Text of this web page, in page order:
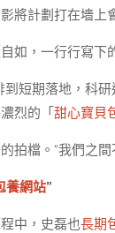
將計劃打在墻上
如，一行行寫下
到短期落地，科
烈的「 甜心寶貝
拍檔。“我們之
養網站”
中，史磊也長期